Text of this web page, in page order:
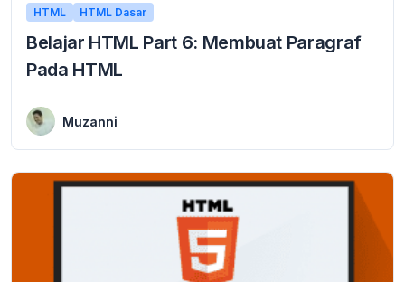
HTML HTML Dasar
Belajar HTML Part 6: Membuat Paragraf
Pada HTML
Muzanni